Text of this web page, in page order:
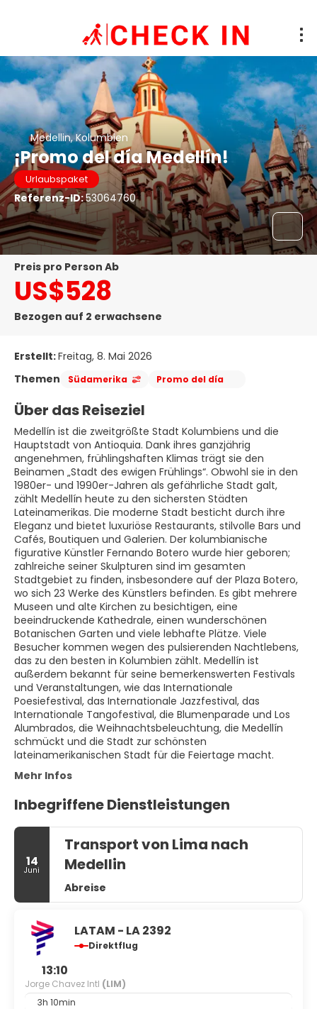
Medellin, Kolumbien
¡Promo del día Medellín!
Urlaubspaket
Referenz-ID:53064760
Preis pro Person Ab
US$528
Bezogen auf 2 erwachsene
Erstellt:Freitag, 8. Mai 2026
Themen
Südamerika Promo del día
Über das Reiseziel
Medellín ist die zweitgrößte Stadt Kolumbiens und die
Hauptstadt von Antioquia. Dank ihres ganzjährig
angenehmen, frühlingshaften Klimas trägt sie den
Beinamen „Stadt des ewigen Frühlings“. Obwohl sie in den
1980er- und 1990er-Jahren als gefährliche Stadt galt,
zählt Medellín heute zu den sichersten Städten
Lateinamerikas. Die moderne Stadt besticht durch ihre
Eleganz und bietet luxuriöse Restaurants, stilvolle Bars und
Cafés, Boutiquen und Galerien. Der kolumbianische
figurative Künstler Fernando Botero wurde hier geboren;
zahlreiche seiner Skulpturen sind im gesamten
Stadtgebiet zu finden, insbesondere auf der Plaza Botero,
wo sich 23 Werke des Künstlers befinden. Es gibt mehrere
Museen und alte Kirchen zu besichtigen, eine
beeindruckende Kathedrale, einen wunderschönen
Botanischen Garten und viele lebhafte Plätze. Viele
Besucher kommen wegen des pulsierenden Nachtlebens,
das zu den besten in Kolumbien zählt. Medellín ist
außerdem bekannt für seine bemerkenswerten Festivals
und Veranstaltungen, wie das Internationale
Poesiefestival, das Internationale Jazzfestival, das
Internationale Tangofestival, die Blumenparade und Los
Alumbrados, die Weihnachtsbeleuchtung, die Medellín
schmückt und die Stadt zur schönsten
lateinamerikanischen Stadt für die Feiertage macht.
Mehr Infos
Inbegriffene Dienstleistungen
14
Juni
Transport von Lima nach
Medellin
Abreise
LATAM - LA 2392
Direktflug
13:10
Jorge Chavez Intl (LIM)
3h 10min